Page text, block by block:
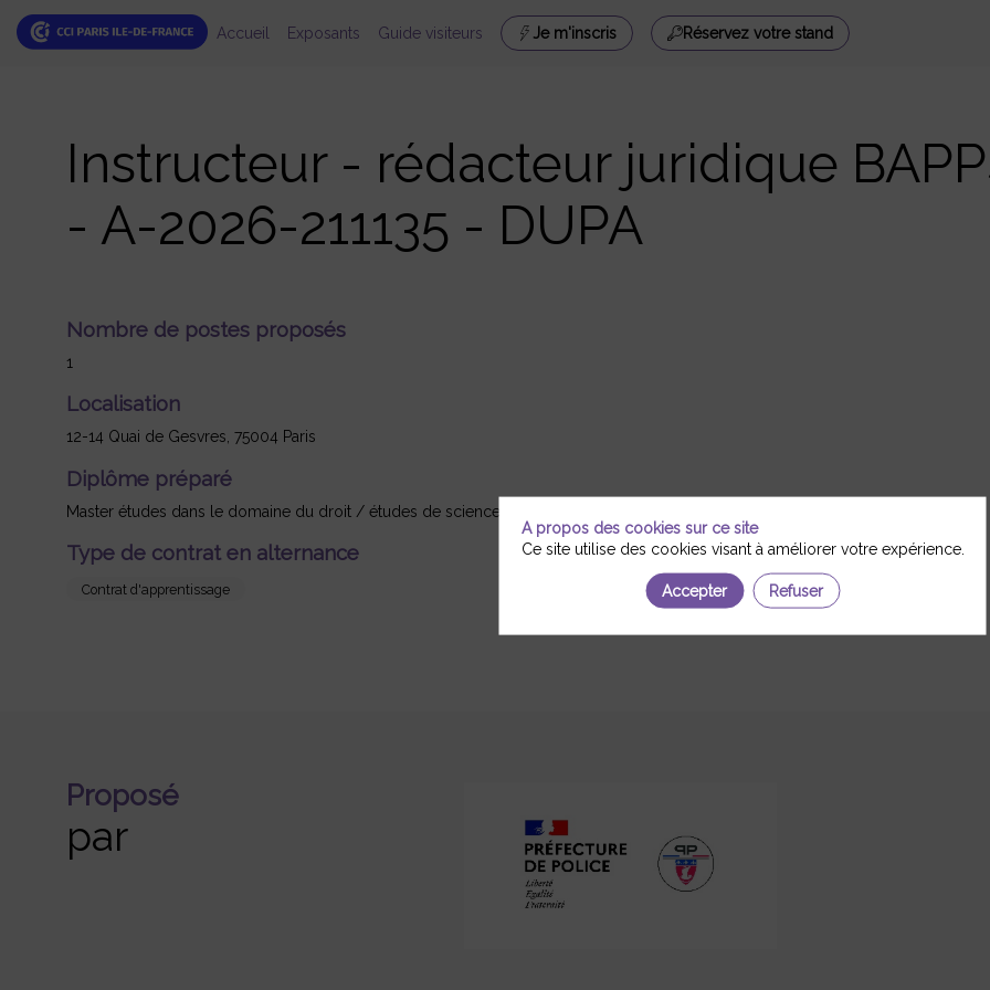
Accueil Exposants Guide visiteurs Je m'inscris Réservez votre stand
Instructeur - rédacteur juridique
- A-2026-211135 - DUPA
Nombre de postes proposés
1
Localisation
12-14 Quai de Gesvres, 75004 Paris
Diplôme préparé
Master études dans le domaine du droit / études de sciences politiques
Type de contrat en alternance
Contrat d'apprentissage
Proposé
par
A propos des cookies sur ce site
Ce site utilise des cookies visant à améliorer votre expérience.
Accepter Refuser